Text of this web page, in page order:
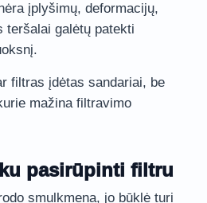
įplyšimų, deformacijų,
teršalai galėtų patekti
filtras įdėtas sandariai, be
mažina filtravimo
pasirūpinti filtru
smulkmena, jo būklė turi